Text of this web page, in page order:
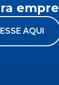
AQUI